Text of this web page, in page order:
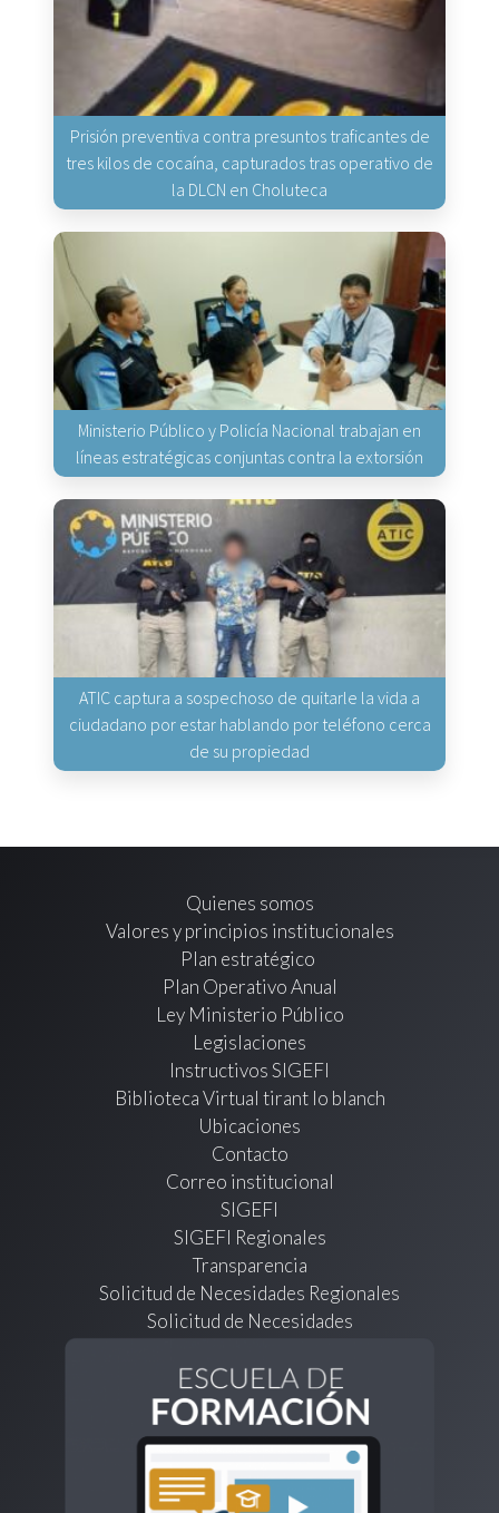
Prisión preventiva contra presuntos traficantes de
tres kilos de cocaína, capturados tras operativo de
la DLCN en Choluteca
Ministerio Público y Policía Nacional trabajan en
líneas estratégicas conjuntas contra la extorsión
ATIC captura a sospechoso de quitarle la vida a
ciudadano por estar hablando por teléfono cerca
de su propiedad
Quienes somos
Valores y principios institucionales
Plan estratégico
Plan Operativo Anual
Ley Ministerio Público
Legislaciones
Instructivos SIGEFI
Biblioteca Virtual tirant lo blanch
Ubicaciones
Contacto
Correo institucional
SIGEFI
SIGEFI Regionales
Transparencia
Solicitud de Necesidades Regionales
Solicitud de Necesidades